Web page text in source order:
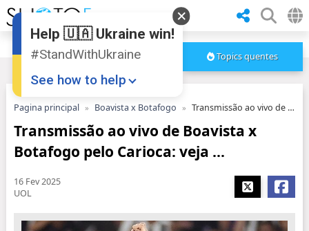
Topics quentes
Pagina principal Boavista x Botafogo Transmissão ao vivo de Boavista x Botafogo pelo Carioca: veja ...
Transmissão ao vivo de Boavista x
Botafogo pelo Carioca: veja ...
16 Fev 2025
UOL
Help 🇺🇦 Ukraine win!
#StandWithUkraine
See how to help